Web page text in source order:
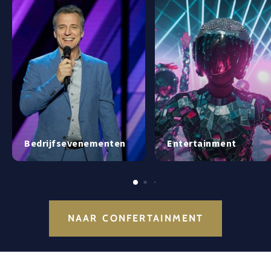
Bedrijfsevenementen Entertainment
NAAR CONFERTAINMENT